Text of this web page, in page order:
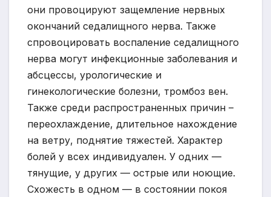
они провоцируют защемление нервных
окончаний седалищного нерва. Также
спровоцировать воспаление седалищного
нерва могут инфекционные заболевания и
абсцессы, урологические и
гинекологические болезни, тромбоз вен.
Также среди распространенных причин –
переохлаждение, длительное нахождение
на ветру, поднятие тяжестей. Характер
болей у всех индивидуален. У одних —
тянущие, у других — острые или ноющие.
Схожесть в одном — в состоянии покоя